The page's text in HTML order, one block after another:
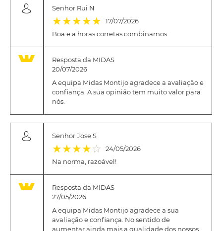
Senhor Rui N
(*)
★ (*)
★ (*)
★ (*)
★ (*)
★
17/07/2026
Boa e a horas corretas combinamos.
Resposta da MIDAS
20/07/2026
A equipa Midas Montijo agradece a avaliação e
confiança. A sua opinião tem muito valor para
nós.
Senhor Jose S
(*)
★ (*)
★ (*)
★ (*)
★ ( )
☆
24/05/2026
Na norma, razoável!
Resposta da MIDAS
27/05/2026
A equipa Midas Montijo agradece a sua
avaliação e confiança. No sentido de
aumentar ainda mais a qualidade dos nossos